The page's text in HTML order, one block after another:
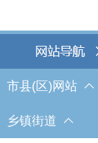
市县(区)网站
乡镇街道